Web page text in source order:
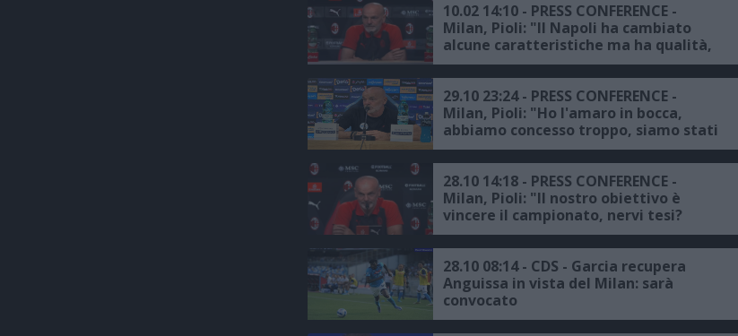
10.02 14:10 - PRESS CONFERENCE -
Milan, Pioli: "Il Napoli ha cambiato
alcune caratteristiche ma ha qualità,
servirà grande attenzione"
29.10 23:24 - PRESS CONFERENCE -
Milan, Pioli: "Ho l'amaro in bocca,
abbiamo concesso troppo, siamo stati
inferiori solo all'Inter e non al Napoli
e alla Juve"
28.10 14:18 - PRESS CONFERENCE -
Milan, Pioli: "Il nostro obiettivo è
vincere il campionato, nervi tesi?
Tutto chiarito, Garcia ottimo
allenatore ed il Napoli è una grande
squadra, Kvaratskhelia va tenuto
d'occhio, io presuntuoso? Non credo di
esserlo"
28.10 08:14 - CDS - Garcia recupera
Anguissa in vista del Milan: sarà
convocato